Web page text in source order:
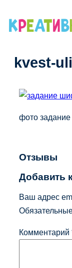
kvest-
фото задание
Отзывы
Добавить
Ваш адрес
Комментарий